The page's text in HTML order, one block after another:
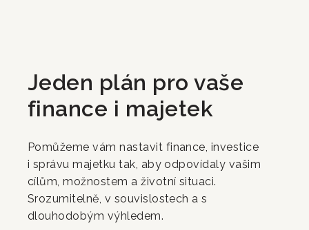
Jeden plán pro vaše
finance i majetek
Pomůžeme vám nastavit finance, investice
i správu majetku tak, aby odpovídaly vašim
cílům, možnostem a životní situaci.
Srozumitelně, v souvislostech a s
dlouhodobým výhledem.